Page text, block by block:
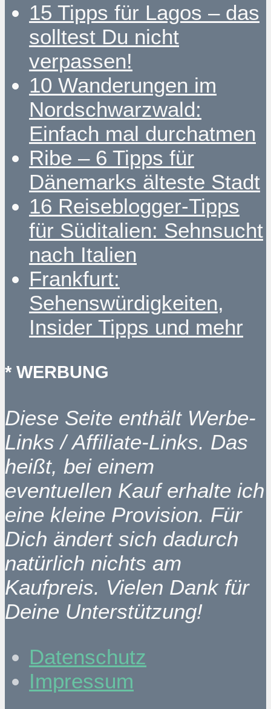
15 Tipps für Lagos – das
solltest Du nicht
verpassen!
10 Wanderungen im
Nordschwarzwald:
Einfach mal durchatmen
Ribe – 6 Tipps für
Dänemarks älteste Stadt
16 Reiseblogger-Tipps
für Süditalien: Sehnsucht
nach Italien
Frankfurt:
Sehenswürdigkeiten,
Insider Tipps und mehr
* WERBUNG
Diese Seite enthält Werbe-
Links / Affiliate-Links. Das
heißt, bei einem
eventuellen Kauf erhalte ich
eine kleine Provision. Für
Dich ändert sich dadurch
natürlich nichts am
Kaufpreis. Vielen Dank für
Deine Unterstützung!
Datenschutz
Impressum